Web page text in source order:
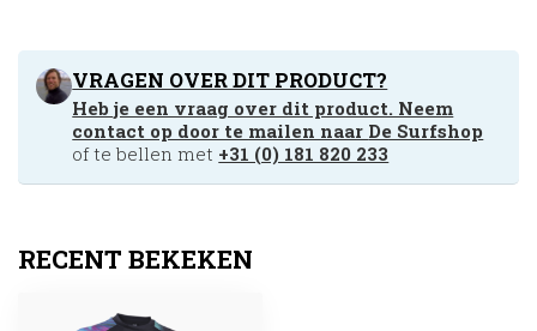
VRAGEN OVER DIT PRODUCT?
Heb je een vraag over dit product. Neem
contact op door te mailen naar De Surfshop
of te bellen met +31 (0) 181 820 233
RECENT BEKEKEN